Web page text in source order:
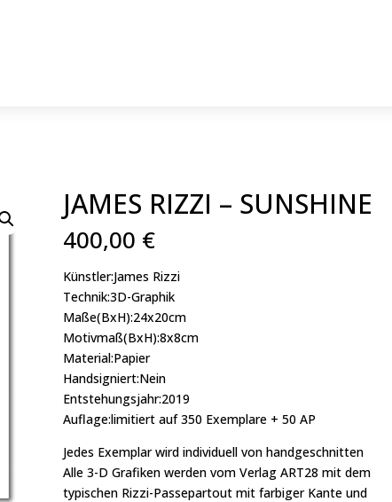
JAMES RIZZI – SUNSHINE
400,00 €
Künstler:James Rizzi
Technik:3D-Graphik
Maße(BxH):24x20cm
Motivmaß(BxH):8x8cm
Material:Papier
Handsigniert:Nein
Entstehungsjahr:2019
Auflage:limitiert auf 350 Exemplare + 50 AP
Jedes Exemplar wird individuell von handgeschnitten
Alle 3-D Grafiken werden vom Verlag ART28 mit dem
typischen Rizzi-Passepartout mit farbiger Kante und